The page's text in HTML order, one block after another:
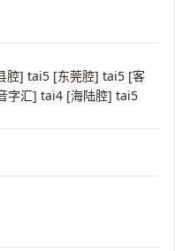
腔] tai5 [东莞腔] tai5 [客
字汇] tai4 [海陆腔] tai5